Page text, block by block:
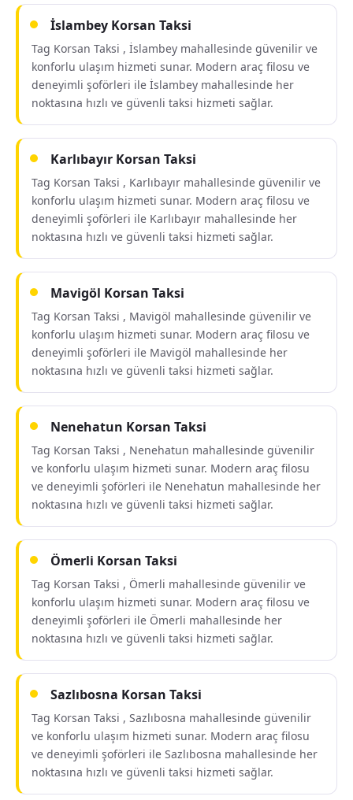
İslambey Korsan Taksi
Tag Korsan Taksi , İslambey mahallesinde güvenilir ve
konforlu ulaşım hizmeti sunar. Modern araç filosu ve
deneyimli şoförleri ile İslambey mahallesinde her
noktasına hızlı ve güvenli taksi hizmeti sağlar.
Karlıbayır Korsan Taksi
Tag Korsan Taksi , Karlıbayır mahallesinde güvenilir ve
konforlu ulaşım hizmeti sunar. Modern araç filosu ve
deneyimli şoförleri ile Karlıbayır mahallesinde her
noktasına hızlı ve güvenli taksi hizmeti sağlar.
Mavigöl Korsan Taksi
Tag Korsan Taksi , Mavigöl mahallesinde güvenilir ve
konforlu ulaşım hizmeti sunar. Modern araç filosu ve
deneyimli şoförleri ile Mavigöl mahallesinde her
noktasına hızlı ve güvenli taksi hizmeti sağlar.
Nenehatun Korsan Taksi
Tag Korsan Taksi , Nenehatun mahallesinde güvenilir
ve konforlu ulaşım hizmeti sunar. Modern araç filosu
ve deneyimli şoförleri ile Nenehatun mahallesinde her
noktasına hızlı ve güvenli taksi hizmeti sağlar.
Ömerli Korsan Taksi
Tag Korsan Taksi , Ömerli mahallesinde güvenilir ve
konforlu ulaşım hizmeti sunar. Modern araç filosu ve
deneyimli şoförleri ile Ömerli mahallesinde her
noktasına hızlı ve güvenli taksi hizmeti sağlar.
Sazlıbosna Korsan Taksi
Tag Korsan Taksi , Sazlıbosna mahallesinde güvenilir
ve konforlu ulaşım hizmeti sunar. Modern araç filosu
ve deneyimli şoförleri ile Sazlıbosna mahallesinde her
noktasına hızlı ve güvenli taksi hizmeti sağlar.